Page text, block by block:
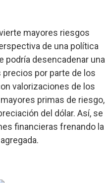
mayores riesgos
de una política
podría desencadenar una
por parte de los
valorizaciones de los
primas de riesgo,
del dólar. Así, se
financieras frenando la